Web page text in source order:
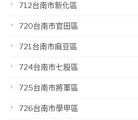
712台南市新化區
720台南市官田區
721台南市麻豆區
724台南市七股區
725台南市將軍區
726台南市學甲區